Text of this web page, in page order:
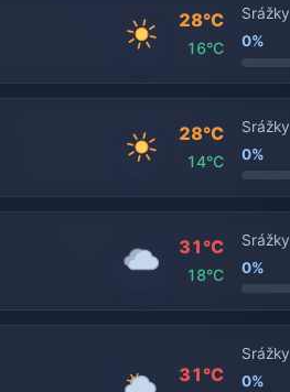
28°C
16°C
Srážky
0%
28°C
14°C
Srážky
0%
31°C
18°C
Srážky
0%
31°C
Srážky
0%